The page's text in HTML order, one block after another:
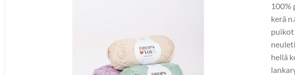
100%
kerä
puikot
hellä